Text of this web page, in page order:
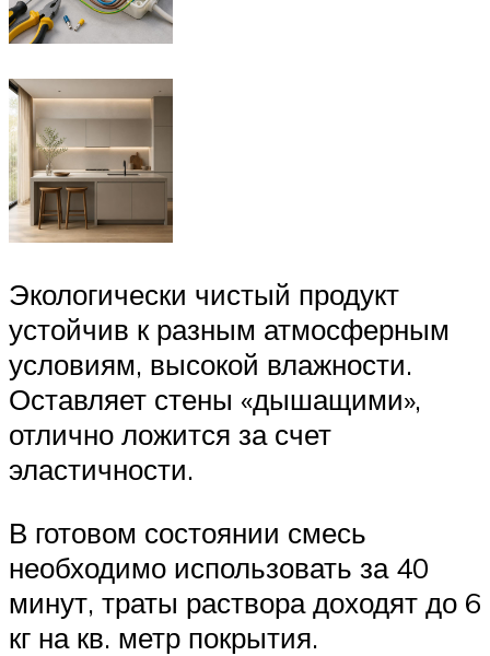
Экологически чистый продукт
устойчив к разным атмосферным
условиям, высокой влажности.
Оставляет стены «дышащими»,
отлично ложится за счет
эластичности.
В готовом состоянии смесь
необходимо использовать за 40
минут, траты раствора доходят до 6
кг на кв. метр покрытия.